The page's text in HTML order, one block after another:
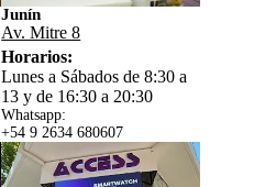
Junín
Av. Mitre 8
Horarios:
Lunes a Sábados de 8:30 a
13 y de 16:30 a 20:30
Whatsapp:
+54 9 2634 680607